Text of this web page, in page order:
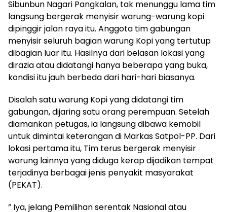
Sibunbun Nagari Pangkalan, tak menunggu lama tim
langsung bergerak menyisir warung-warung kopi
dipinggir jalan raya itu. Anggota tim gabungan
menyisir seluruh bagian warung Kopi yang tertutup
dibagian luar itu. Hasilnya dari belasan lokasi yang
dirazia atau didatangi hanya beberapa yang buka,
kondisi itu jauh berbeda dari hari-hari biasanya.
Disalah satu warung Kopi yang didatangi tim
gabungan, dijaring satu orang perempuan. Setelah
diamankan petugas, ia langsung dibawa kemobil
untuk dimintai keterangan di Markas Satpol-PP. Dari
lokasi pertama itu, Tim terus bergerak menyisir
warung lainnya yang diduga kerap dijadikan tempat
terjadinya berbagai jenis penyakit masyarakat
(PEKAT).
” Iya, jelang Pemilihan serentak Nasional atau